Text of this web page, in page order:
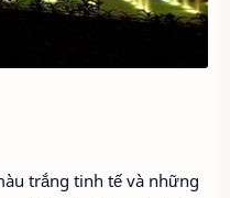
trắng tinh tế và những